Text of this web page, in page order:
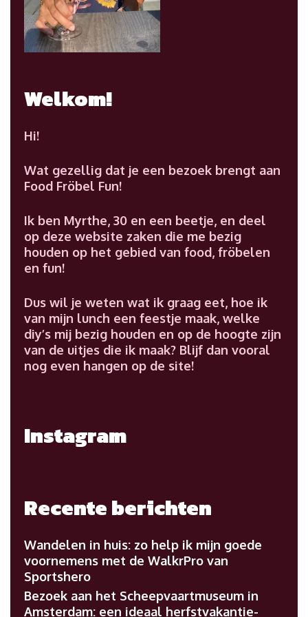
Welkom!
Hi!
Wat gezellig dat je een bezoek brengt aan
Food Fröbel Fun!
Ik ben Myrthe, 30 en een beetje, en deel
op deze website zaken die me bezig
houden op het gebied van food, fröbelen
en fun!
Dus wil je weten wat ik graag eet, hoe ik
van mijn lunch een feestje maak, welke
diy’s mij bezig houden en op de hoogte zijn
van de uitjes die ik maak? Blijf dan vooral
nog even hangen op de site!
Instagram
Recente berichten
Wandelen in huis: zo help ik mijn goede
voornemens met de WalkrPro van
Sportshero
Bezoek aan het Scheepvaartmuseum in
Amsterdam: een ideaal herfstvakantie-